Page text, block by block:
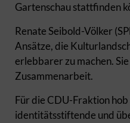
Gartenschau stattfinden
Renate Seibold-Völker
Ansätze, die
erlebbarer zu machen.
Zusammenarbeit.
Für die CDU-Fraktion
identitätsstiftende und